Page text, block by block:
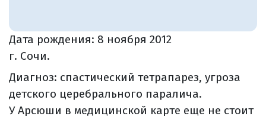
Дата рождения: 8 ноября 2012
г. Сочи.
Диагноз: спастический тетрапарез, угроза
детского церебрального паралича.
У Арсюши в медицинской карте еще не стоит